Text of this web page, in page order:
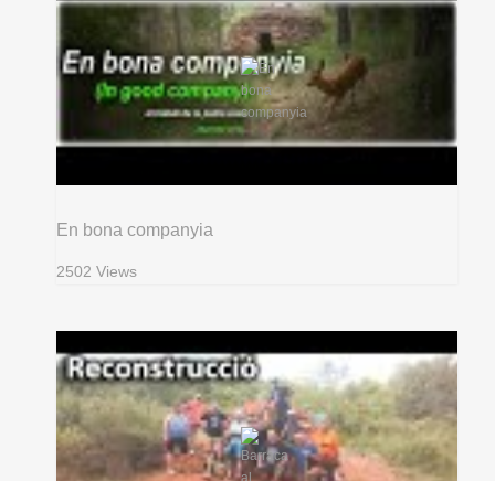
En bona companyia
2502 Views